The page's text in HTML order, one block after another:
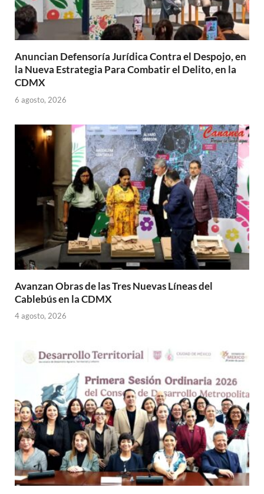
Anuncian Defensoría Jurídica Contra el Despojo, en
la Nueva Estrategia Para Combatir el Delito, en la
CDMX
6 agosto, 2026
Avanzan Obras de las Tres Nuevas Líneas del
Cablebús en la CDMX
4 agosto, 2026